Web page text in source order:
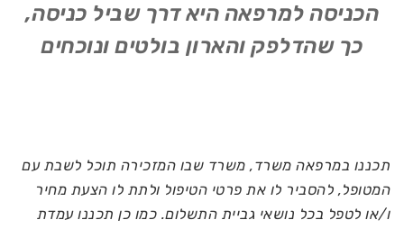
הכניסה למרפאה היא דרך שביל כניסה,
כך שהדלפק והארון בולטים ונוכחים
תכננו במרפאה משרד, משרד שבו המזכירה תוכל לשבת עם
המטופל, להסביר לו את פרטי הטיפול ולתת לו הצעת מחיר
ו/או לטפל בכל נושאי גביית התשלום. כמו כן תכננו עמדת